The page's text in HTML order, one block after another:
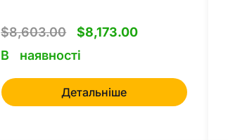
$8,603.00 $8,173.00
В наявності
Детальніше